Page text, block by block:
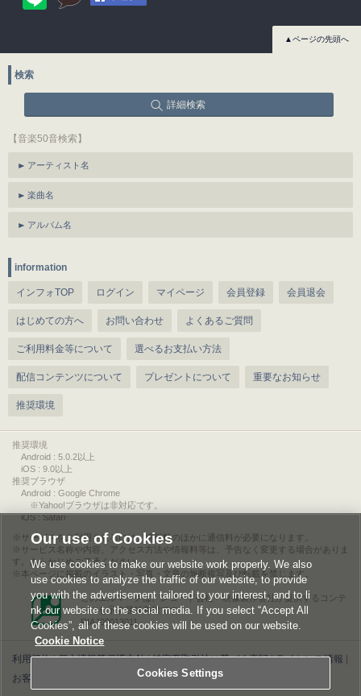
▲ページの先頭へ
検索
詳細検索
【音楽50音検索】
アーティスト名
楽曲名
アルバム名
information
インフォTOP ログイン マイページ 会員登録 会員退会
はじめての方へ お問い合わせ よくあるご質問
ご利用料金等について 選べるお支払い方法
配信コンテンツについて プレゼントについて 重要なお知らせ
推奨環境
推奨環境
Android : 5.0.2以上
iOS : 9.0以上
推奨ブラウザ
Android : Google Chrome
※Yahoo!ブラウザは非対応です。
iOS : Safari
サービスをご利用されるには、情報料のほかに通信料が必要になります。
サービス名称や内容、アクセス方法や情報料等は、予告なく変更する場合がありま
す。あらかじめご了承ください。
本ページに掲載のイラスト・写真・文章の無断複写及び転載を禁じます。
このエルマークは、レコード会社・映像製作会社が提供するコンテ
ンツを示す登録商標です。
RIAJ00013011
利用規約|個人情報等保護方針|特定商取引法に基づく表記|ライセンス情報
お客様情報の外部送信について|Cookies Settings
Our use of Cookies
We use cookies to make our website work properly. We also
use cookies to analyze the traffic of our website, to provide
you with the advertisement tailored to your interest, and to li
nk our website to the social media. If you select “Accept All
Cookies”, all of these cookies will be used on our website.
Cookie Notice
Cookies Settings